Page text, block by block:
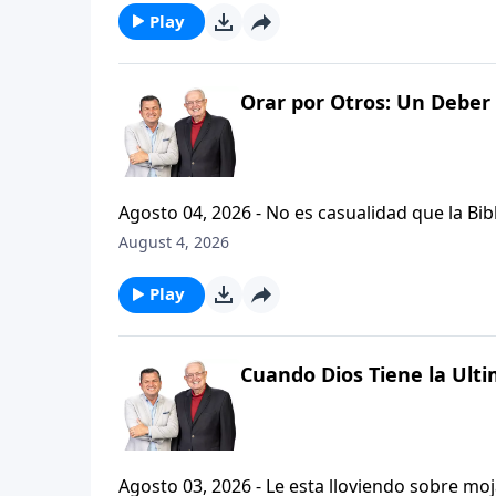
Play
Orar por Otros: Un Deber
Agosto 04, 2026 - No es casualidad que la Biblia contenga
profetas, apostoles...de gente comun y
especifica.
August 4, 2026
Play
Cuando Dios Tiene la
Agosto 03, 2026 - Le esta lloviendo sobre mojado? Siente que el dolor y el sufrimiento se han